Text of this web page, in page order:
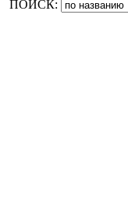
ПОИСК: